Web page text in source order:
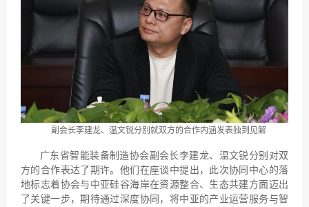
副会长李建龙、温文锐分别就双方的合作内涵发表独到见解
广东省智能装备制造协会副会长李建龙、温文锐分别对双
方的合作表达了期许。他们在座谈中提出，此次协同中心的落
地标志着协会与中亚硅谷海岸在资源整合、生态共建方面迈出
了关键一步，期待通过深度协同，将中亚的产业运营服务与智